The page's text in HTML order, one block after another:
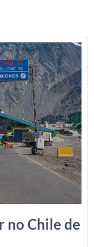
no Chile de